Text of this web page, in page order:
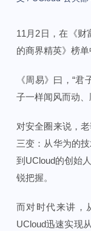
11月2日，在《财
的商界精英》榜单
《周易》曰，“
子一样闻风而动、
对安全圈来说，
三变：从华为的
到UCloud的创始
锐把握。
而对时代来讲，
UCloud迅速实现